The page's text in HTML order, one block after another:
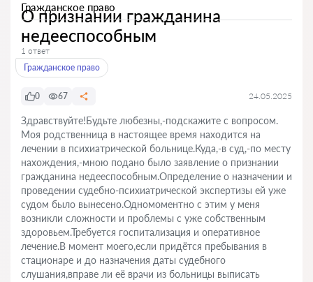
Гражданское право
О признании гражданина
недееспособным
1 ответ
Гражданское право
0 67 24.05.2025
Здравствуйте!Будьте любезны,-подскажите с вопросом.
Моя родственница в настоящее время находится на
лечении в психиатрической больнице.Куда,-в суд,-по месту
нахождения,-мною подано было заявление о признании
гражданина недееспособным.Определение о назначении и
проведении судебно-психиатрической экспертизы ей уже
судом было вынесено.Одномоментно с этим у меня
возникли сложности и проблемы с уже собственным
здоровьем.Требуется госпитализация и оперативное
лечение.В момент моего,если придётся пребывания в
стационаре и до назначения даты судебного
слушания,вправе ли её врачи из больницы выписать